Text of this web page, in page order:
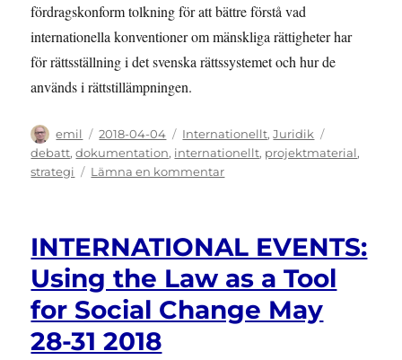
fördragskonform tolkning för att bättre förstå vad
internationella konventioner om mänskliga rättigheter har
för rättsställning i det svenska rättssystemet och hur de
används i rättstillämpningen.
Författare
emil
Publicerat
den
2018-04-04 Kategorier
Internationellt,Juridik
debatt,dokumentation, internationellt, projektmaterial,
strategi
Lämna en kommentartill
fördragskonform
INTERNATIONAL EVENTS:
Using the Law as a Tool
for Social Change May
28-31 2018